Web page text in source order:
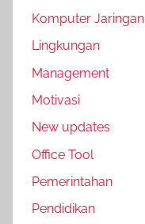
Komputer Jaringan
Lingkungan
Management
Motivasi
New updates
Office Tool
Pemerintahan
Pendidikan